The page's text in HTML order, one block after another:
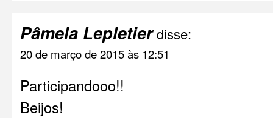
Pâmela Lepletierdisse:
20 de março de 2015 às 12:51
Participandooo!!
Beijos!